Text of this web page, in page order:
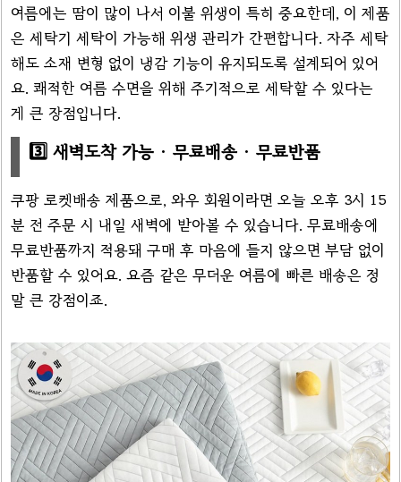
여름에는 땀이 많이 나서 이불 위생이 특히 중요한데, 이 제품
은 세탁기 세탁이 가능해 위생 관리가 간편합니다. 자주 세탁
해도 소재 변형 없이 냉감 기능이 유지되도록 설계되어 있어
요. 쾌적한 여름 수면을 위해 주기적으로 세탁할 수 있다는
게 큰 장점입니다.
3️⃣ 새벽도착 가능 · 무료배송 · 무료반품
쿠팡 로켓배송 제품으로, 와우 회원이라면 오늘 오후 3시 15
분 전 주문 시 내일 새벽에 받아볼 수 있습니다. 무료배송에
무료반품까지 적용돼 구매 후 마음에 들지 않으면 부담 없이
반품할 수 있어요. 요즘 같은 무더운 여름에 빠른 배송은 정
말 큰 강점이죠.